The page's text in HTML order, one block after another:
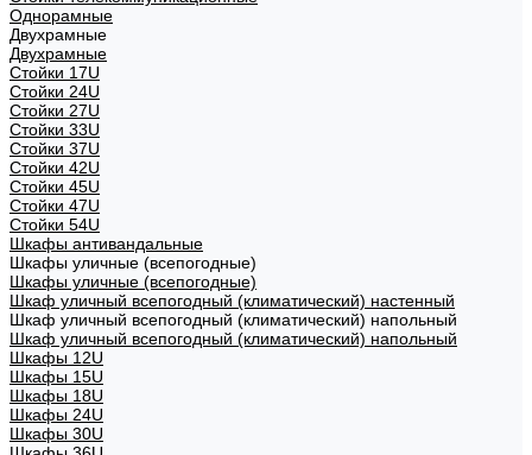
Однорамные
Двухрамные
Двухрамные
Стойки 17U
Стойки 24U
Стойки 27U
Стойки 33U
Стойки 37U
Стойки 42U
Стойки 45U
Стойки 47U
Стойки 54U
Шкафы антивандальные
Шкафы уличные (всепогодные)
Шкафы уличные (всепогодные)
Шкаф уличный всепогодный (климатический) настенный
Шкаф уличный всепогодный (климатический) напольный
Шкаф уличный всепогодный (климатический) напольный
Шкафы 12U
Шкафы 15U
Шкафы 18U
Шкафы 24U
Шкафы 30U